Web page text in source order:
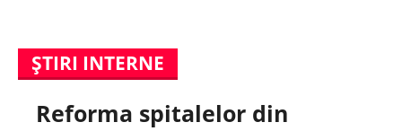
E-Sănătate Pacienți
E-Sănătate Medici
ŞTIRI INTERNE
Reforma spitalelor din